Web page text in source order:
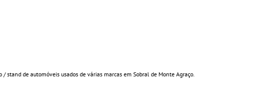
stand de automóveis usados de várias marcas em Sobral de Monte Agraço.